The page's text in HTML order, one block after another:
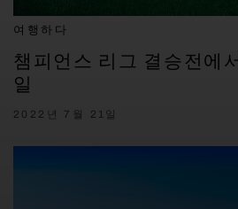
여행하다
챔피언스 리그 결승전에
일
2022년 7월 21일